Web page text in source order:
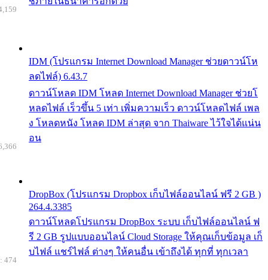
IDM (โปรแกรม Internet Download Manager ช่วยดาวน์โห
ลดไฟล์) 6.43.7
ดาวน์โหลด IDM โหลด Internet Download Manager ช่วยโ
หลดไฟล์ เร็วขึ้น 5 เท่า เพิ่มความเร็ว ดาวน์โหลดไฟล์ เพล
ง โหลดหนัง โหลด IDM ล่าสุด จาก Thaiware ไว้ใจได้แน่น
อน
DropBox (โปรแกรม Dropbox เก็บไฟล์ออนไลน์ ฟรี 2 GB )
264.4.3385
ดาวน์โหลดโปรแกรม DropBox ระบบ เก็บไฟล์ออนไลน์ ฟ
รี 2 GB รูปแบบออนไลน์ Cloud Storage ให้คุณเก็บข้อมูล เก็
บไฟล์ แชร์ไฟล์ ต่างๆ ให้คนอื่น เข้าถึงได้ ทุกที่ ทุกเวลา
474